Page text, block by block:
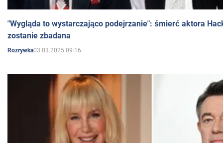
"Wygląda to wystarczająco podejrzanie": śmierć aktora
zostanie zbadana
Rozrywka03.03.2025 09:16